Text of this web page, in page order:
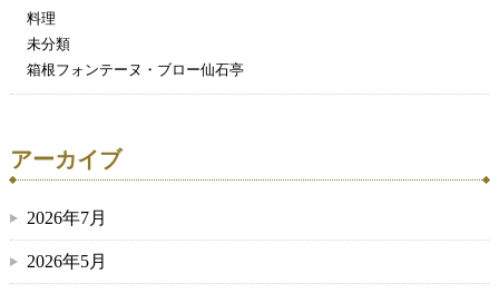
料理
未分類
箱根フォンテーヌ・ブロー仙石亭
アーカイブ
2026年7月
2026年5月